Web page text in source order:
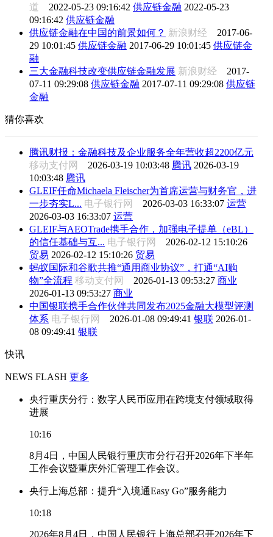
道 2022-05-23 09:16:42 供应链金融 2022-05-23
09:16:42 供应链金融
供应链金融在中国的前景如何？ 新浪财经 2017-06-
29 10:01:45 供应链金融 2017-06-29 10:01:45 供应链金
融
三大金融科技改变供应链金融发展 新浪财经 2017-
07-11 09:29:08 供应链金融 2017-07-11 09:29:08 供应链
金融
猜你喜欢
腾讯财报：金融科技及企业服务全年营收超2200亿元
移动支付网 2026-03-19 10:03:48 腾讯 2026-03-19
10:03:48 腾讯
GLEIF任命Michaela Fleischer为首席运营与财务官，进
一步夯实L... 电子银行网 2026-03-03 16:33:07 运营
2026-03-03 16:33:07 运营
GLEIF与AEOTrade携手合作，加强电子提单（eBL）
的信任基础与互... 电子银行网 2026-02-12 15:10:26
贸易 2026-02-12 15:10:26 贸易
蚂蚁国际和谷歌共推“通用商业协议”，打通“AI购
物”全流程 移动支付网 2026-01-13 09:53:27 商业
2026-01-13 09:53:27 商业
中国银联携手合作伙伴共同发布2025金融大模型评测
体系 电子银行网 2026-01-08 09:49:41 银联 2026-01-
08 09:49:41 银联
快讯
NEWS FLASH 更多
央行重庆分行：数字人民币应用在跨境支付领域取得
进展
10:16
8月4日，中国人民银行重庆市分行召开2026年下半年
工作会议暨重庆外汇管理工作会议。
央行上海总部：提升“入境通Easy Go”服务能力
10:18
2026年8月4日，中国人民银行上海总部召开2026年下